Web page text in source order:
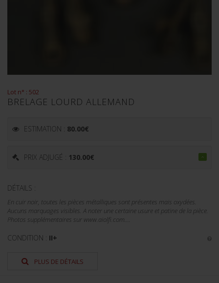
Lot n° : 502
BRELAGE LOURD ALLEMAND
ESTIMATION : 80.00€
PRIX ADJUGÉ : 130.00€
DÉTAILS :
En cuir noir, toutes les pièces métalliques sont présentes mais oxydées.
Aucuns marquages visibles. A noter une certaine usure et patine de la pièce.
Photos supplémentaires sur www.aiolfi.com....
CONDITION : II+
PLUS DE DÉTAILS